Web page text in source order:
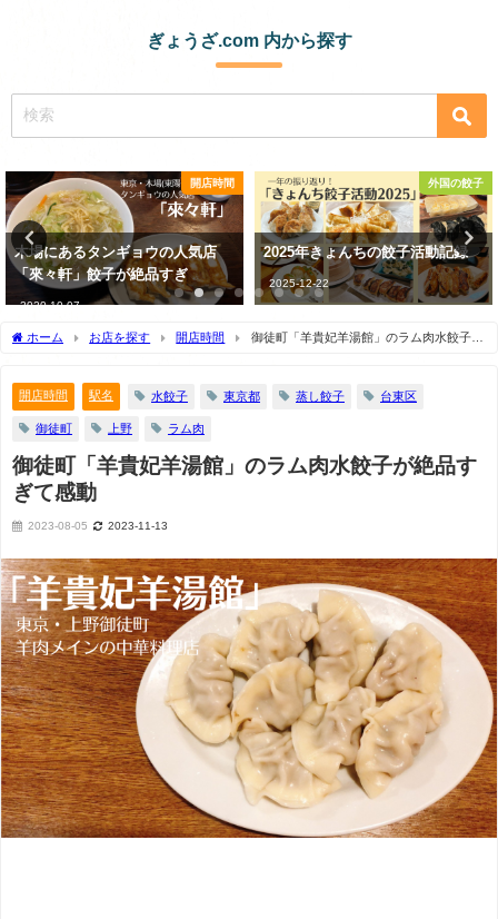
ぎょうざ.com 内から探す
時間 外国の餃子
2025年きょんちの餃子活動記録
2025-12-22
実は、餃子を作る時の野菜の
み、不要かも!?
2023-01-08
ホーム お店を探す 開店時間
御徒町「羊貴妃羊湯館」のラム肉水餃子が
開店時間 駅名 水餃子 東京都 蒸し餃子 台東区
御徒町 上野 ラム肉
御徒町「羊貴妃羊湯館」のラム肉水餃子が絶品す
ぎて感動
2023-08-05 2023-11-13